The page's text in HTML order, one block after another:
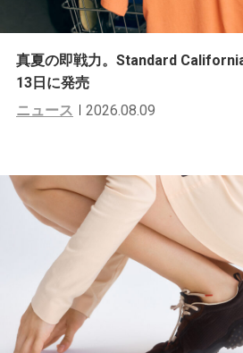
真夏の即戦力。Standard
13日に発売
ニュース
2026.08.09